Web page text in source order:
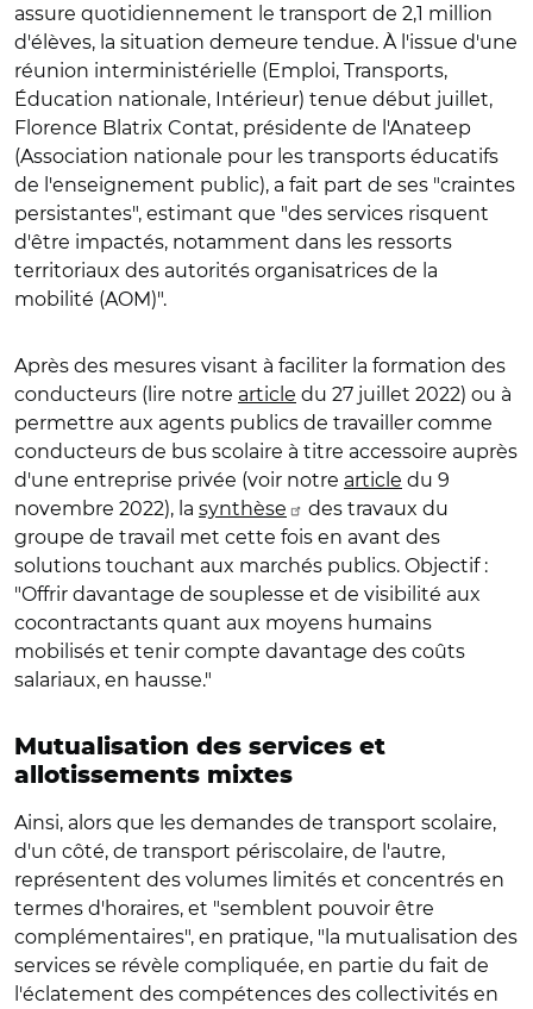
assure quotidiennement le transport de 2,1 million
d'élèves, la situation demeure tendue. À l'issue d'une
réunion interministérielle (Emploi, Transports,
Éducation nationale, Intérieur) tenue début juillet,
Florence Blatrix Contat, présidente de l'Anateep
(Association nationale pour les transports éducatifs
de l'enseignement public), a fait part de ses "craintes
persistantes", estimant que "des services risquent
d'être impactés, notamment dans les ressorts
territoriaux des autorités organisatrices de la
mobilité (AOM)".
Après des mesures visant à faciliter la formation des
conducteurs (lire notre article du 27 juillet 2022) ou à
permettre aux agents publics de travailler comme
conducteurs de bus scolaire à titre accessoire auprès
d'une entreprise privée (voir notre article du 9
novembre 2022), la synthèse
des travaux du
groupe de travail met cette fois en avant des
solutions touchant aux marchés publics. Objectif :
"Offrir davantage de souplesse et de visibilité aux
cocontractants quant aux moyens humains
mobilisés et tenir compte davantage des coûts
salariaux, en hausse."
Mutualisation des services et
allotissements mixtes
Ainsi, alors que les demandes de transport scolaire,
d'un côté, de transport périscolaire, de l'autre,
représentent des volumes limités et concentrés en
termes d'horaires, et "semblent pouvoir être
complémentaires", en pratique, "la mutualisation des
services se révèle compliquée, en partie du fait de
l'éclatement des compétences des collectivités en